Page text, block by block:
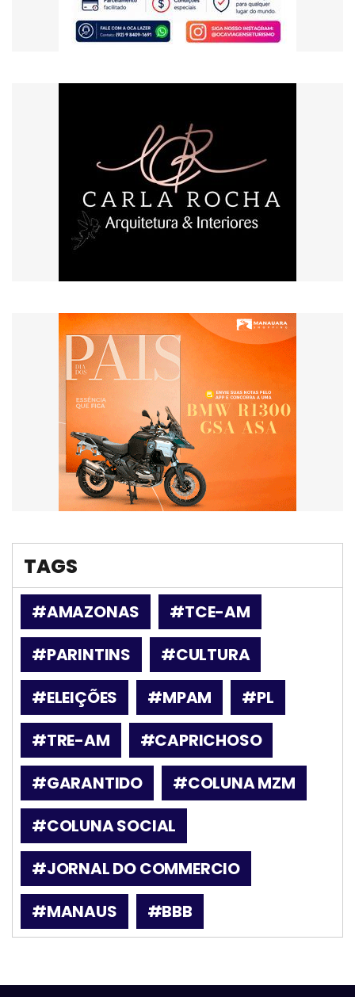
TAGS
#AMAZONAS
#TCE-AM
#PARINTINS
#CULTURA
#ELEIÇÕES
#MPAM
#PL
#TRE-AM
#CAPRICHOSO
#GARANTIDO
#COLUNA MZM
#COLUNA SOCIAL
#JORNAL DO COMMERCIO
#MANAUS
#BBB